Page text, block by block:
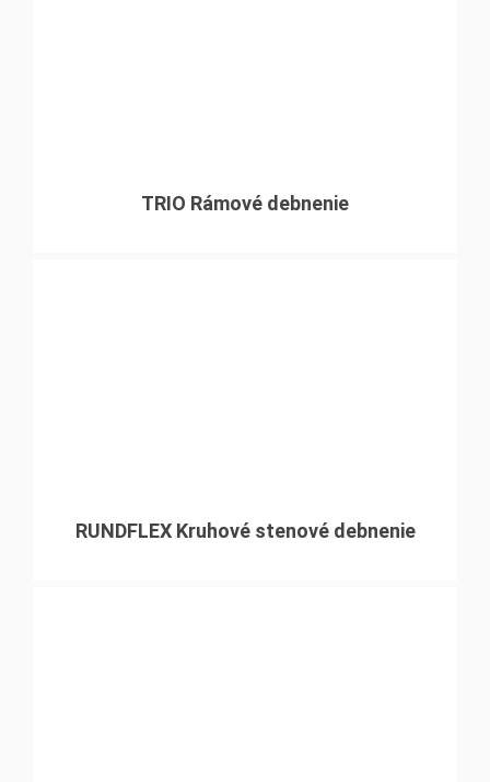
TRIO Rámové debnenie
RUNDFLEX Kruhové stenové debnenie